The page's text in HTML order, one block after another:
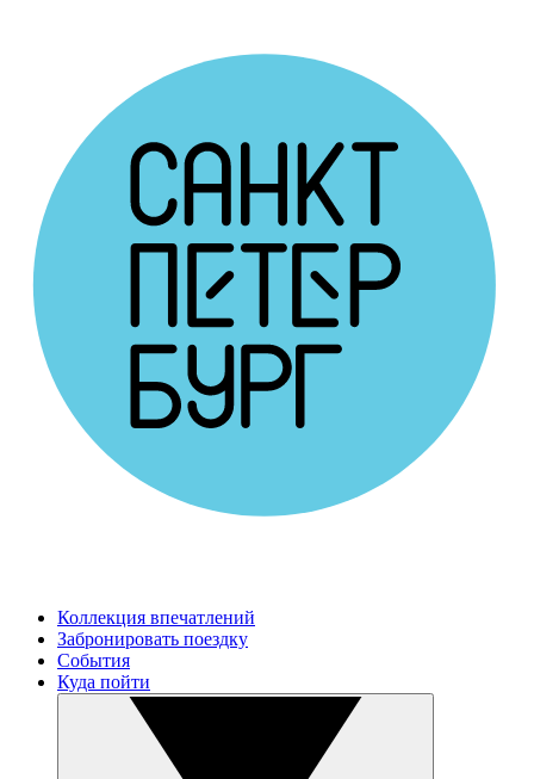
Коллекция впечатлений
Забронировать поездку
События
Куда пойти